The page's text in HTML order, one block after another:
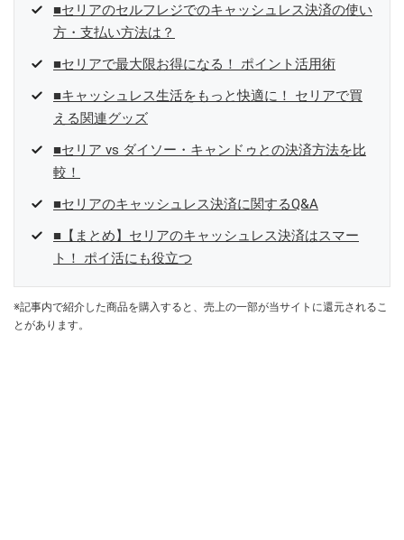
■セリアのセルフレジでのキャッシュレス決済の使い
方・支払い方法は？
■セリアで最大限お得になる！ ポイント活用術
■キャッシュレス生活をもっと快適に！ セリアで買
える関連グッズ
■セリア vs ダイソー・キャンドゥとの決済方法を比
較！
■セリアのキャッシュレス決済に関するQ&A
■【まとめ】セリアのキャッシュレス決済はスマー
ト！ ポイ活にも役立つ
※記事内で紹介した商品を購入すると、売上の一部が当サイトに還元されるこ
とがあります。